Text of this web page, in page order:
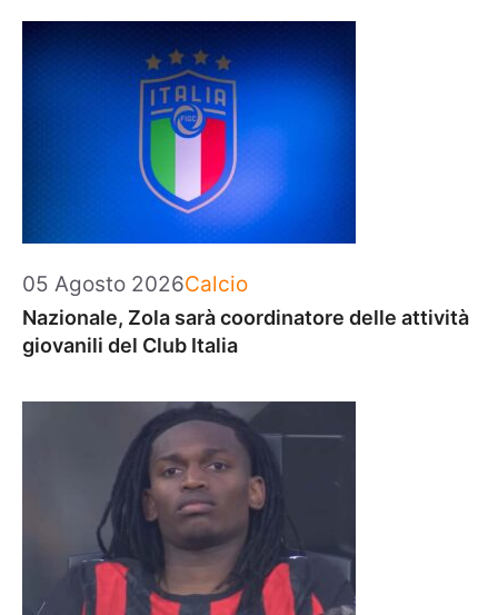
05 Agosto 2026Categorie
Calcio
Nazionale, Zola sarà coordinatore delle attività
giovanili del Club Italia